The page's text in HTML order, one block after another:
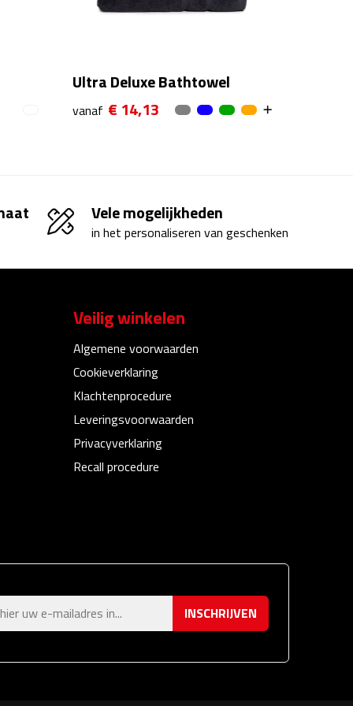
Ultra Deluxe Bathtowel
vanaf € 14,13
Vele mogelijkheden
in het personaliseren van geschenken
Veilig winkelen
Algemene voorwaarden
Cookieverklaring
Klachtenprocedure
Leveringsvoorwaarden
Privacyverklaring
Recall procedure